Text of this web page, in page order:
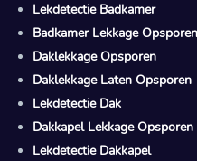
Lekdetectie Badkamer
Badkamer Lekkage Opsporen
Daklekkage Opsporen
Daklekkage Laten Opsporen
Lekdetectie Dak
Dakkapel Lekkage Opsporen
Lekdetectie Dakkapel